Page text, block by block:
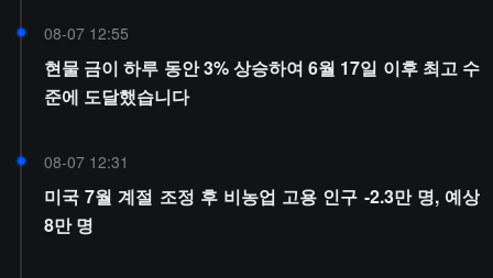
08-07 12:55
현물 금이 하루 동안 3% 상승하여 6월 17일 이후 최고 수
준에 도달했습니다
08-07 12:31
미국 7월 계절 조정 후 비농업 고용 인구 -2.3만 명, 예상
8만 명